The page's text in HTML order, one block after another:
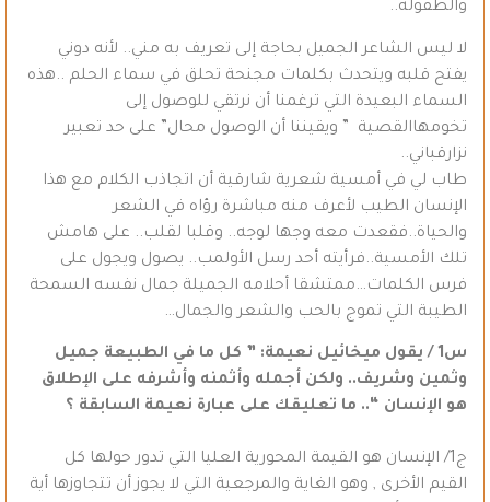
والطفولة..
لا ليس الشاعر الجميل بحاجة إلى تعريف به مني.. لأنه دوني
يفتح قلبه ويتحدث بكلمات مجنحة تحلق في سماء الحلم ..هذه
السماء البعيدة التي ترغمنا أن نرتقي للوصول إلى
تخومهاالقصية ” ويقيننا أن الوصول محال” على حد تعبير
نزارقباني..
طاب لي في أمسية شعرية شارقية أن اتجاذب الكلام مع هذا
الإنسان الطيب لأعرف منه مباشرة رؤاه في الشعر
والحياة..فقعدت معه وجها لوجه.. وقلبا لقلب.. على هامش
تلك الأمسية..فرأيته أحد رسل الأولمب.. يصول ويجول على
فرس الكلمات…ممتشقا أحلامه الجميلة جمال نفسه السمحة
الطيبة التي تموج بالحب والشعر والجمال…
س1 / يقول ميخائيل نعيمة: ” كل ما في الطبيعة جميل
وثمين وشريف.. ولكن أجمله وأثمنه وأشرفه على الإطلاق
هو الإنسان “.. ما تعليقك على عبارة نعيمة السابقة ؟
ج1/ الإنسان هو القيمة المحورية العليا التي تدور حولها كل
القيم الأخرى , وهو الغاية والمرجعية التي لا يجوز أن تتجاوزها أية